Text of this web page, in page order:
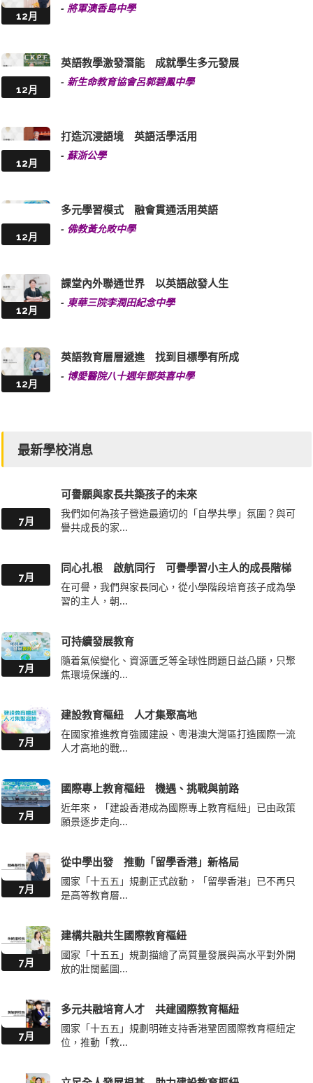
12月
- 將軍澳香島中學
12月
英語教學激發潛能 成就學生多元發展
- 新生命教育協會呂郭碧鳳中學
12月
打造沉浸語境 英語活學活用
- 蘇浙公學
12月
多元學習模式 融會貫通活用英語
- 佛教黃允畋中學
12月
課堂內外聯通世界 以英語啟發人生
- 東華三院李潤田紀念中學
12月
英語教育層層遞進 找到目標學有所成
- 博愛醫院八十週年鄧英喜中學
最新學校消息
7月
可譽願與家長共築孩子的未來
我們如何為孩子營造最適切的「自學共學」氛圍？與可
譽共成長的家...
7月
同心扎根 啟航同行 可譽學習小主人的成長階梯
在可譽，我們與家長同心，從小學階段培育孩子成為學
習的主人，朝...
7月
可持續發展教育
隨着氣候變化、資源匱乏等全球性問題日益凸顯，只聚
焦環境保護的...
7月
建設教育樞紐 人才集聚高地
在國家推進教育強國建設、粵港澳大灣區打造國際一流
人才高地的戰...
7月
國際專上教育樞紐 機遇、挑戰與前路
近年來，「建設香港成為國際專上教育樞紐」已由政策
願景逐步走向...
7月
從中學出發 推動「留學香港」新格局
國家「十五五」規劃正式啟動，「留學香港」已不再只
是高等教育層...
7月
建構共融共生國際教育樞紐
國家「十五五」規劃描繪了高質量發展與高水平對外開
放的壯闊藍圖...
7月
多元共融培育人才 共建國際教育樞紐
國家「十五五」規劃明確支持香港鞏固國際教育樞紐定
位，推動「教...